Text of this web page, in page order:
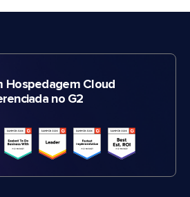
Hospedagem Cloud
no G2